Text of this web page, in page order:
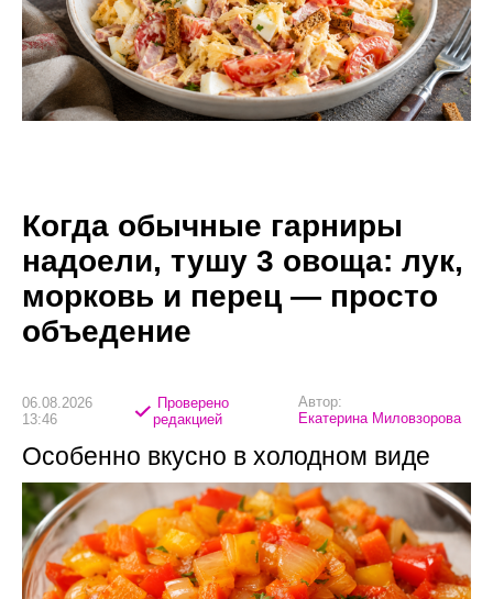
Когда обычные гарниры
надоели, тушу 3 овоща: лук,
морковь и перец — просто
объедение
06.08.2026
13:46
Проверено
редакцией
Автор:
Екатерина Миловзорова
Особенно вкусно в холодном виде